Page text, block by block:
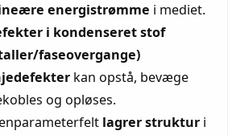
energistrømme i mediet.
i kondenseret stof
faseovergange)
kan opstå, bevæge
og opløses.
lagrer struktur i